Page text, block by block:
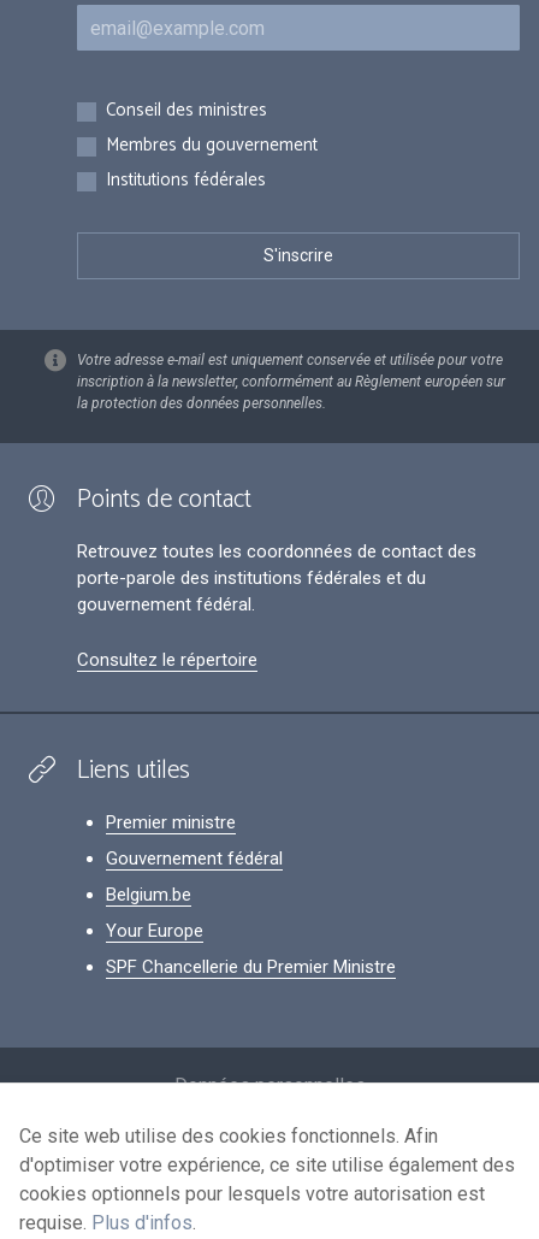
Courriel
Inscriptions
Conseil des ministres
Membres du gouvernement
Institutions fédérales
Votre adresse e-mail est uniquement conservée et utilisée pour votre
inscription à la newsletter, conformément au Règlement européen sur
la protection des données personnelles.
Points de contact
Retrouvez toutes les coordonnées de contact des
porte-parole des institutions fédérales et du
gouvernement fédéral.
Consultez le répertoire
Liens utiles
Premier ministre
Gouvernement fédéral
Belgium.be
Your Europe
SPF Chancellerie du Premier Ministre
Données personnelles
Conditions de réutilisation
Contactez-nous
Ce site web utilise des cookies fonctionnels. Afin
d'optimiser votre expérience, ce site utilise également des
cookies optionnels pour lesquels votre autorisation est
requise. Plus d'infos.